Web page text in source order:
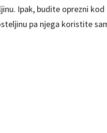
Ipak, budite oprezni
pa njega koristite